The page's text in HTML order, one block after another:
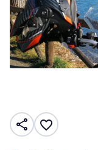
share favorite_border